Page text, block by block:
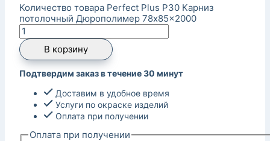
Количество товара Perfect Plus P30 Карниз
потолочный Дюрополимер 78x85x2000
В корзину
Подтвердим заказ в течение 30 минут
Доставим в удобное время
Услуги по окраске изделий
Оплата при получении
Оплата при получении